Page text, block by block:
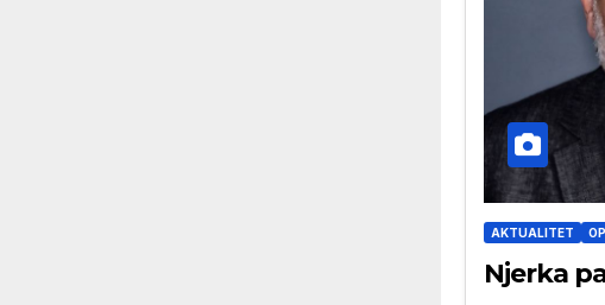
AKTUALITET
Njerka